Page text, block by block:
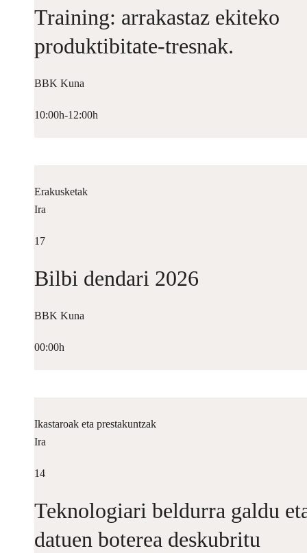
Training: arrakastaz ekiteko
produktibitate-tresnak.
BBK Kuna
10:00h-12:00h
Erakusketak
Ira
17
Bilbi dendari 2026
BBK Kuna
00:00h
Ikastaroak eta prestakuntzak
Ira
14
Teknologiari beldurra galdu
datuen boterea deskubritu